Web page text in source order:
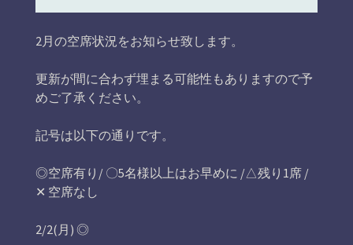
2月の空席状況をお知らせ致します。
更新が間に合わず埋まる可能性もありますので予
めご了承ください。
記号は以下の通りです。
◎空席有り/ 〇5名様以上はお早めに /△残り1席 /
‪✕‬ 空席なし
2/2(月) ◎